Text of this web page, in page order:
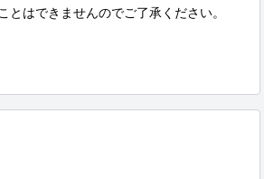
はできませんのでご了承ください。